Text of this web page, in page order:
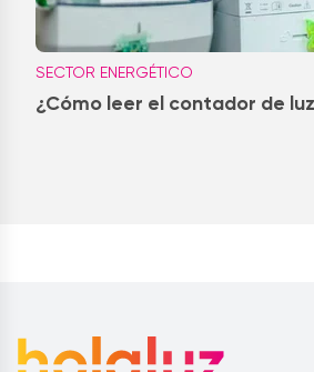
SECTOR ENERGÉTICO
¿Cómo leer el contador de